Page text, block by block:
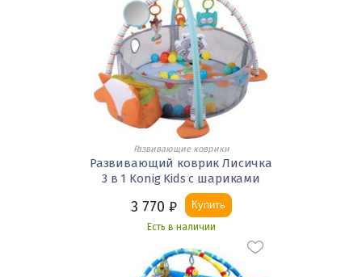
Развивающие коврики
Развивающий коврик Лисичка
3 в 1 Konig Kids с шариками
3 770 ₽ Купить
Есть в наличии